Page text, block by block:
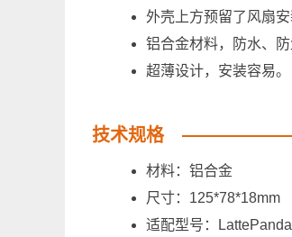
外壳上方预留了风扇
铝合金材料，防水、防
超薄设计，安装容易。
技术规格
材料：铝合金
尺寸：125*78*18mm
适配型号：